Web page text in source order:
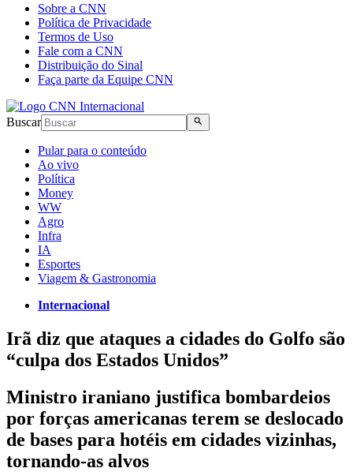
Sobre a CNN
Política de Privacidade
Termos de Uso
Fale com a CNN
Distribuição do Sinal
Faça parte da Equipe CNN
Buscar
Pular para o conteúdo
Ao vivo
Política
Money
WW
Agro
Infra
IA
Esportes
Viagem & Gastronomia
Internacional
Irã diz que ataques a cidades do Golfo são
“culpa dos Estados Unidos”
Ministro iraniano justifica bombardeios
por forças americanas terem se deslocado
de bases para hotéis em cidades vizinhas,
tornando-as alvos